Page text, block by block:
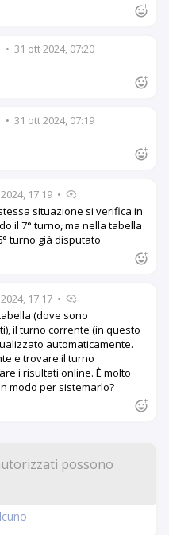
• 31 ott 2024, 07:20
• 31 ott 2024, 07:19
17:19 •
situazione si verifica in
il 7° turno, ma nella tabella
turno già disputato
17:17 •
(dove sono
il turno corrente (in questo
automaticamente.
e trovare il turno
i risultati online. È molto
modo per sistemarlo?